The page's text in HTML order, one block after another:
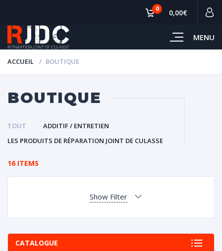
MENU
0 0,00€
ACCUEIL BOUTIQUE
BOUTIQUE
TOUT
ADDITIF / ENTRETIEN
LES PRODUITS DE RÉPARATION JOINT DE CULASSE
16 ITEMS
Show Filter
CATALOGUE